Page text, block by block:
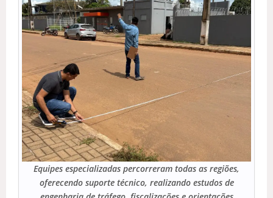
Equipes especializadas percorreram todas as regiões,
oferecendo suporte técnico, realizando estudos de